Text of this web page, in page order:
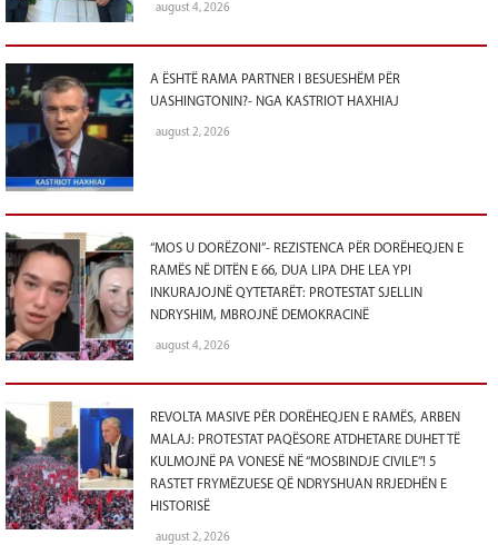
august 4, 2026
A ËSHTË RAMA PARTNER I BESUESHËM PËR
UASHINGTONIN?- NGA KASTRIOT HAXHIAJ
august 2, 2026
“MOS U DORËZONI”- REZISTENCA PËR DORËHEQJEN E
RAMËS NË DITËN E 66, DUA LIPA DHE LEA YPI
INKURAJOJNË QYTETARËT: PROTESTAT SJELLIN
NDRYSHIM, MBROJNË DEMOKRACINË
august 4, 2026
REVOLTA MASIVE PËR DORËHEQJEN E RAMËS, ARBEN
MALAJ: PROTESTAT PAQËSORE ATDHETARE DUHET TË
KULMOJNË PA VONESË NË “MOSBINDJE CIVILE”! 5
RASTET FRYMËZUESE QË NDRYSHUAN RRJEDHËN E
HISTORISË
august 2, 2026